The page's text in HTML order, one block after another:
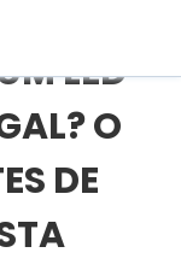
LED
O
DE